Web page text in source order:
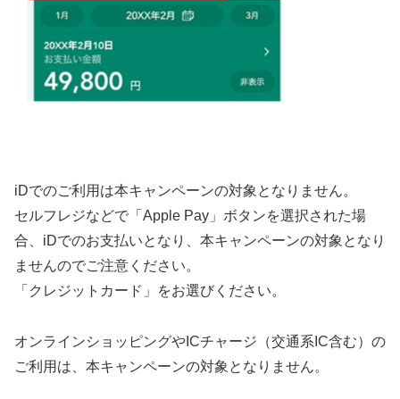
iDでのご利用は本キャンペーンの対象となりません。
セルフレジなどで「Apple Pay」ボタンを選択された場
合、iDでのお支払いとなり、本キャンペーンの対象となり
ませんのでご注意ください。
「クレジットカード」をお選びください。
オンラインショッピングやICチャージ（交通系IC含む）の
ご利用は、本キャンペーンの対象となりません。